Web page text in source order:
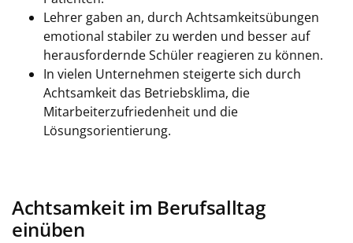
Lehrer gaben an, durch Achtsamkeitsübungen
emotional stabiler zu werden und besser auf
herausfordernde Schüler reagieren zu können.
In vielen Unternehmen steigerte sich durch
Achtsamkeit das Betriebsklima, die
Mitarbeiterzufriedenheit und die
Lösungsorientierung.
Achtsamkeit im Berufsalltag
einüben